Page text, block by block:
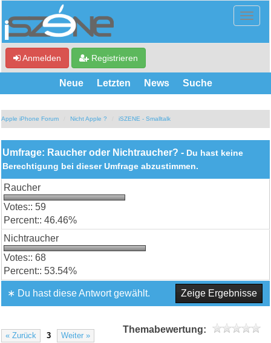
Anmelden Registrieren
Neue Letzten News Suche
Apple iPhone Forum Nicht Apple ? iSZENE - Smalltalk
Umfrage: Raucher oder Nichtraucher? - Du hast keine
Berechtigung bei dieser Umfrage abzustimmen.
Raucher
59
46.46%
Nichtraucher
68
53.54%
∗ Du hast diese Antwort gewählt. Zeige Ergebnisse
« Zurück 3 Weiter »
Themabewertung: